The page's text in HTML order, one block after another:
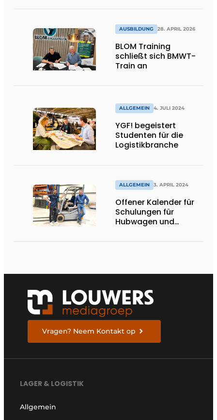
AUSBILDUNG 28. APRIL 2026
BLOM Training
schließt sich BMWT-
Train an
ALLGEMEIN 4. JULI 2024
YGF! begeistert
Studenten für die
Logistikbranche
ALLGEMEIN 3. APRIL 2024
Offener Kalender für
Schulungen für
Hubwagen und
Vragen? Neem Kontakt op
LAGER & LOGISTIK
Allgemein